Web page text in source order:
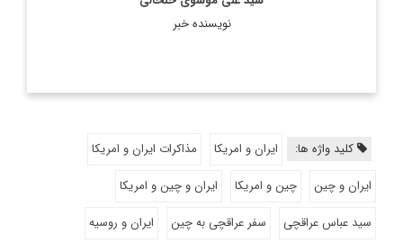
نویسنده خبر
کلید واژه ها: ایران و امریکا
مذاکرات ایران و امریکا
ایران و چین
چین و امریکا
ایران و چین و امریکا
سید عباس عراقچی
سفر عراقچی به چین
ایران و روسیه